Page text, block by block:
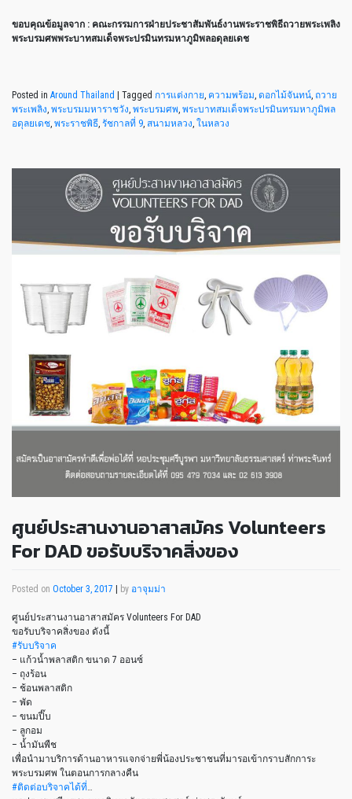
ขอบคุณข้อมูลจาก : คณะกรรมการฝ่ายประชาสัมพันธ์งานพระราชพิธีถวายพระเพลิง
พระบรมศพพระบาทสมเด็จพระปรมินทรมหาภูมิพลอดุลยเดช
Posted in Around Thailand Tagged การแต่งกาย, ความพร้อม, ดอกไม้จันทน์, ถวาย
พระเพลิง, พระบรมมหาราชวัง, พระบรมศพ, พระบาทสมเด็จพระปรมินทรมหาภูมิพล
อดุลยเดช, พระราชพิธี, รัชกาลที่ 9, สนามหลวง, ในหลวง
ศูนย์ประสานงานอาสาสมัคร Volunteers
For DAD ขอรับบริจาคสิ่งของ
Posted on October 3, 2017 | by อาจุมม่า
ศูนย์ประสานงานอาสาสมัคร Volunteers For DAD
ขอรับบริจาคสิ่งของ ดังนี้
#รับบริจาค
– แก้วน้ำพลาสติก ขนาด 7 ออนซ์
– ถุงร้อน
– ช้อนพลาสติก
– พัด
– ขนมปี๊บ
– ลูกอม
– น้ำมันพืช
เพื่อนำมาบริการด้านอาหารแจกจ่ายพี่น้องประชาชนที่มารอเข้ากราบสักการะ
พระบรมศพ ในตอนการกลางคืน
#ติดต่อบริจาคได้ที่